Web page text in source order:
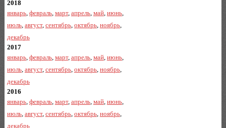
2018
январь, февраль, март, апрель, май, июнь,
июль, август, сентябрь, октябрь, ноябрь,
декабрь
2017
январь, февраль, март, апрель, май, июнь,
июль, август, сентябрь, октябрь, ноябрь,
декабрь
2016
январь, февраль, март, апрель, май, июнь,
июль, август, сентябрь, октябрь, ноябрь,
декабрь